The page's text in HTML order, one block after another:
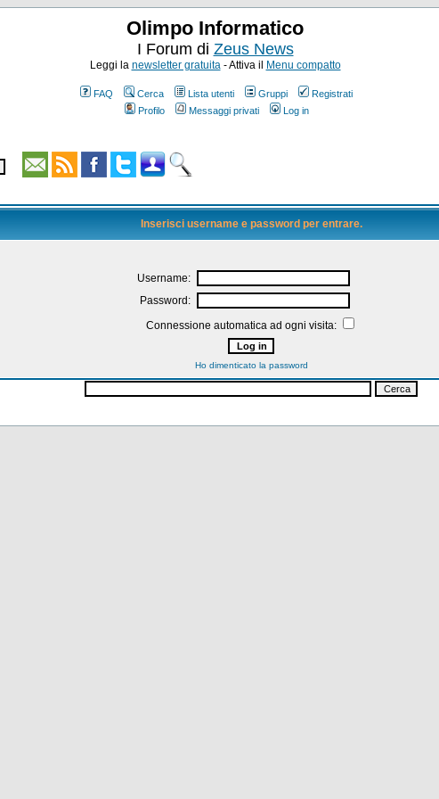
Olimpo Informatico
I Forum di Zeus News
Leggi la newsletter gratuita- Attiva il Menu compatto
FAQ Cerca Lista utenti Gruppi
Registrati
Profilo
Messaggi privati Log in
Inserisci username e password per entrare.
Username:
Password:
Connessione automatica ad ogni visita:
Ho dimenticato la password